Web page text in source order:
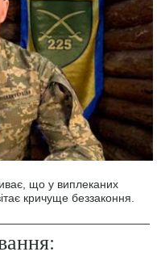
що у виплеканих
кричуще беззаконня.